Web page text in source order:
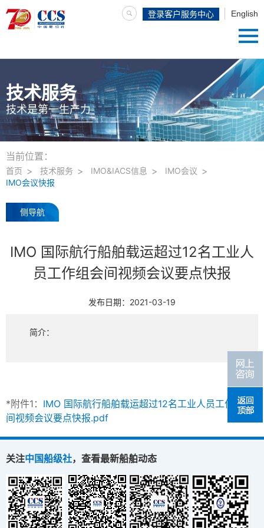
English
登录客户服务中心
技术服务
技术是第一生产力
当前位置：
首页 技术服务 IMO&IACS信息
IMO会议
IMO会议快报
侧导航
IMO 国际航行船舶载运超过12名工业人
员工作组会间视频会议要点快报
发布日期：2021-03-19
简介：
*附件1： IMO 国际航行船舶载运超过12名工业人员工作组会
间视频会议要点快报.pdf
关注中国船级社，查看最新船舶动态